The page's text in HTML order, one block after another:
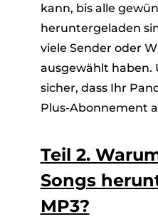
kann, bis alle
heruntergeladen
viele Sender oder
ausgewählt haben.
sicher, dass Ihr
Plus-Abonnement
Teil 2.
Songs
MP3?